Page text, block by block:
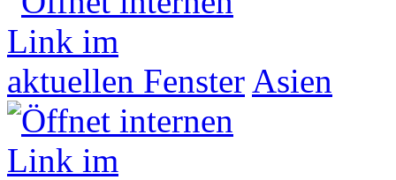
Asien